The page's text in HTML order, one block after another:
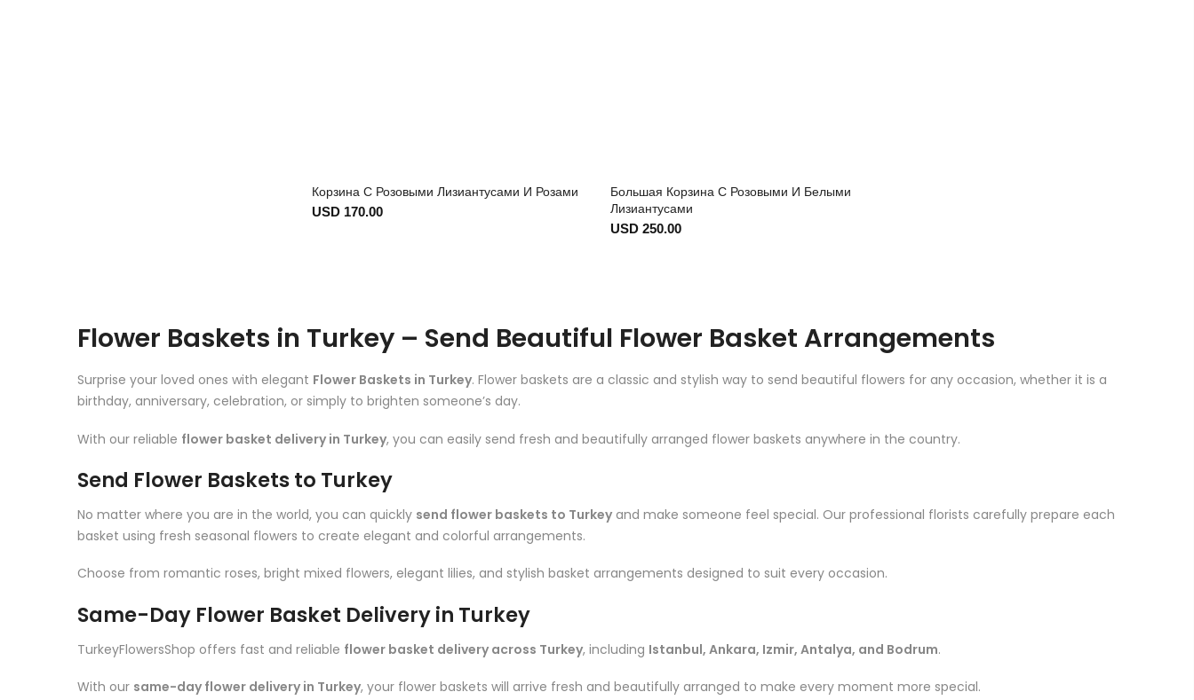
Корзина С Розовыми Лизиантусами И Розами
USD 170.00
Большая Корзина С Розовыми И Белыми
Лизиантусами
USD 250.00
Flower Baskets in Turkey – Send Beautiful Flower Basket Arrangements
Surprise your loved ones with elegant Flower Baskets in Turkey. Flower baskets are a classic and stylish way to send beautiful flowers for any occasion, whether it is a
birthday, anniversary, celebration, or simply to brighten someone’s day.
With our reliable flower basket delivery in Turkey, you can easily send fresh and beautifully arranged flower baskets anywhere in the country.
Send Flower Baskets to Turkey
No matter where you are in the world, you can quickly send flower baskets to Turkey and make someone feel special. Our professional florists carefully prepare each
basket using fresh seasonal flowers to create elegant and colorful arrangements.
Choose from romantic roses, bright mixed flowers, elegant lilies, and stylish basket arrangements designed to suit every occasion.
Same-Day Flower Basket Delivery in Turkey
TurkeyFlowersShop offers fast and reliable flower basket delivery across Turkey, including Istanbul, Ankara, Izmir, Antalya, and Bodrum.
With our same-day flower delivery in Turkey, your flower baskets will arrive fresh and beautifully arranged to make every moment more special.